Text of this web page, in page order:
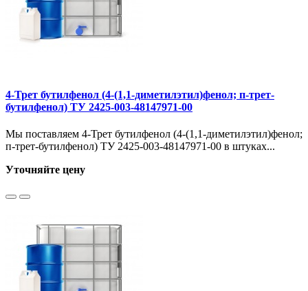
4-Трет бутилфенол (4-(1,1-диметилэтил)фенол; п-трет-
бутилфенол) ТУ 2425-003-48147971-00
Мы поставляем 4-Трет бутилфенол (4-(1,1-диметилэтил)фенол;
п-трет-бутилфенол) ТУ 2425-003-48147971-00 в штуках...
Уточняйте цену